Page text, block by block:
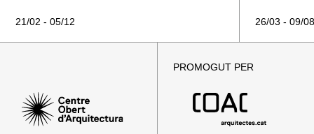
21/02 - 05/12 26/03 - 09/08
PROMOGUT PER